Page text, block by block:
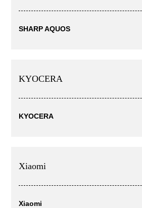
SHARP AQUOS
KYOCERA
KYOCERA
Xiaomi
Xiaomi